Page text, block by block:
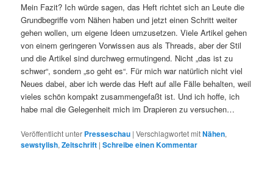
Mein Fazit? Ich würde sagen, das Heft richtet sich an Leute die
Grundbegriffe vom Nähen haben und jetzt einen Schritt weiter
gehen wollen, um eigene Ideen umzusetzen. Viele Artikel gehen
von einem geringeren Vorwissen aus als Threads, aber der Stil
und die Artikel sind durchweg ermutingend. Nicht „das ist zu
schwer“, sondern „so geht es“. Für mich war natürlich nicht viel
Neues dabei, aber ich werde das Heft auf alle Fälle behalten, weil
vieles schön kompakt zusammengefaßt ist. Und ich hoffe, ich
habe mal die Gelegenheit mich im Drapieren zu versuchen…
Veröffentlicht unter Presseschau |Verschlagwortet mitNähen,
sewstylish,Zeitschrift |Schreibe einen Kommentar